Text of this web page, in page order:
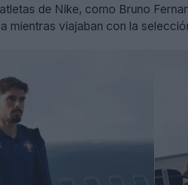
de Nike, como Bruno
mientras viajaban con la